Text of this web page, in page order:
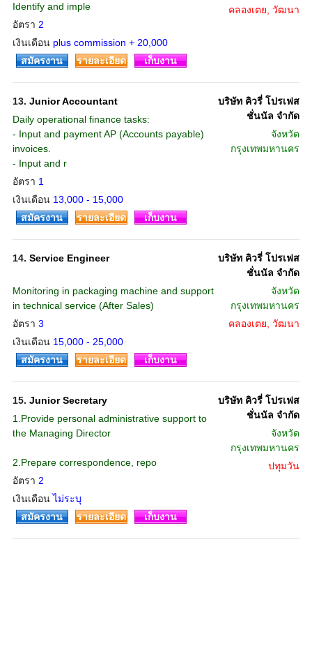
Identify and imple
อัตรา 2
เงินเดือน plus commission + 20,000
คลองเตย, วัฒนา
สมัครงาน รายละเอียด เก็บงาน
13. Junior Accountant
Daily operational finance tasks:
- Input and payment AP (Accounts payable)
invoices.
- Input and r
อัตรา 1
เงินเดือน 13,000 - 15,000
บริษัท คิวรี่ โปรเฟส
ชั่นนัล จำกัด
จังหวัด
กรุงเทพมหานคร
สมัครงาน รายละเอียด เก็บงาน
14. Service Engineer
Monitoring in packaging machine and support
in technical service (After Sales)
อัตรา 3
เงินเดือน 15,000 - 25,000
บริษัท คิวรี่ โปรเฟส
ชั่นนัล จำกัด
จังหวัด
กรุงเทพมหานคร
คลองเตย, วัฒนา
สมัครงาน รายละเอียด เก็บงาน
15. Junior Secretary
1.Provide personal administrative support to
the Managing Director
2.Prepare correspondence, repo
อัตรา 2
เงินเดือนไม่ระบุ
บริษัท คิวรี่ โปรเฟส
ชั่นนัล จำกัด
จังหวัด
กรุงเทพมหานคร
ปทุมวัน
สมัครงาน รายละเอียด เก็บงาน